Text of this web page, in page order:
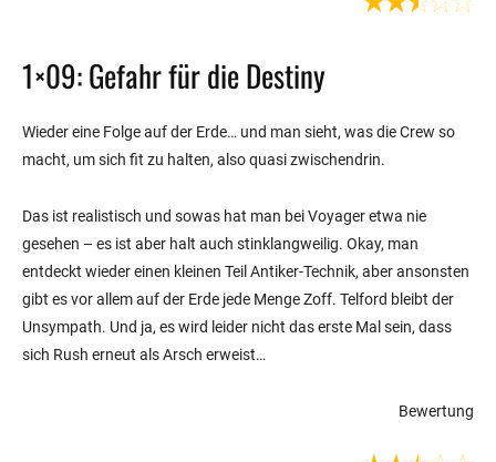
1×09: Gefahr für die Destiny
Wieder eine Folge auf der Erde… und man sieht, was die Crew so
macht, um sich fit zu halten, also quasi zwischendrin.
Das ist realistisch und sowas hat man bei Voyager etwa nie
gesehen – es ist aber halt auch stinklangweilig. Okay, man
entdeckt wieder einen kleinen Teil Antiker-Technik, aber ansonsten
gibt es vor allem auf der Erde jede Menge Zoff. Telford bleibt der
Unsympath. Und ja, es wird leider nicht das erste Mal sein, dass
sich Rush erneut als Arsch erweist…
Bewertung